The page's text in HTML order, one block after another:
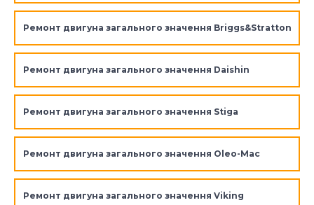
Ремонт двигуна загального значення Briggs&Stratton
Ремонт двигуна загального значення Daishin
Ремонт двигуна загального значення Stiga
Ремонт двигуна загального значення Oleo-Mac
Ремонт двигуна загального значення Viking